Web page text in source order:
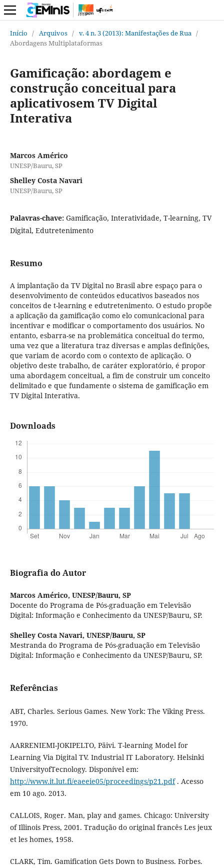
Início / Arquivos / v. 4 n. 3 (2013): Manifestações de Rua /
Abordagens Multiplataformas
Gamificação: abordagem e
construção conceitual para
aplicativosem TV Digital
Interativa
Marcos Américo
UNESP/Bauru, SP
Shelley Costa Navari
UNESP/Bauru, SP
Palavras-chave: Gamificação, Interatividade, T-learning, TV
Digital, Edutretenimento
Resumo
A implantação da TV Digital no Brasil abre espaço para o
desenvolvimento de conteúdos educativos baseados nos
conceitos de t-learning e edutretenimento. O estudo propõe
a aplicação da gamificação como elo comunicacional para
incentivar e modificar o comportamento dos usuários. No
entanto, esbarra-se na problemática conceitual do termo,
uma vez que a literatura traz diversas e amplas definições,
que variam de acordo com o contexto de aplicação. O
objetivo deste trabalho, de caráter exploratório, é propor
uma abordagem conceitual, a fim de construir um conceito
delimitado e que fundamente o sistema de gamificação em
TV Digital Interativa.
Downloads
Biografia do Autor
Marcos Américo, UNESP/Bauru, SP
Docente do Programa de Pós-graduação em Televisão
Digital: Informação e Conhecimento da UNESP/Bauru, SP.
Shelley Costa Navari, UNESP/Bauru, SP
Mestranda do Programa de Pós-graduação em Televisão
Digital: Informação e Conhecimento da UNESP/Bauru, SP.
Referências
ABT, Charles. Serious Games. New York: The Viking Press.
1970.
AARRENIEMI-JOKIPELTO, Päivi. T-learning Model for
Learning Via Digital TV. Industrial IT Laboratory. Helsinki
UniversityofTecnology. Disponível em:
http://www.it.lut.fi/eaeeie05/proceedings/p21.pdf. Acesso
em 10 ago. 2013.
CALLOIS, Roger. Man, play and games. Chicago: University
of Illinois Press, 2001. Tradução do original francês Les jeux
et les homes, 1958.
CLARK, Tim. Gamification Gets Down to Business. Forbes.